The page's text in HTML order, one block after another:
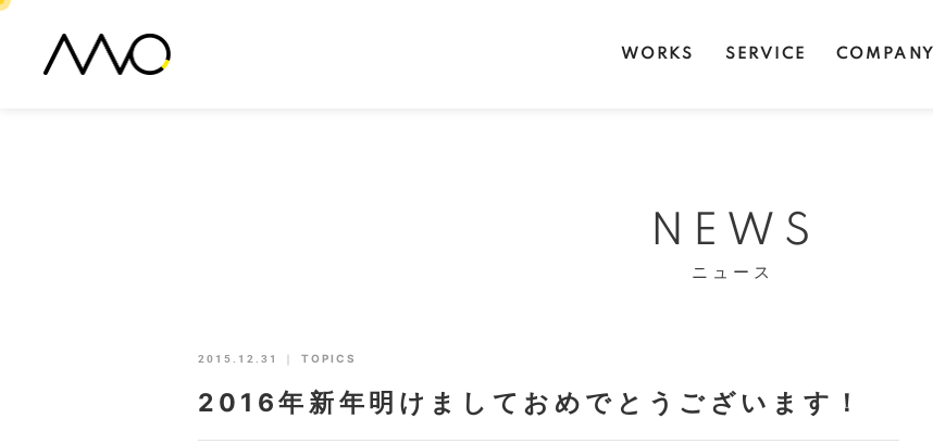
WORKS SERVICE COMPANY
NEWS
ニュース
2015.12.31 ｜ TOPICS
2016年新年明けましておめでとうございます！